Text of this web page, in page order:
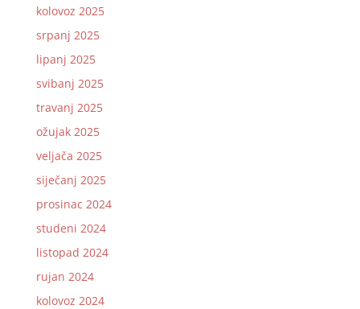
kolovoz 2025
srpanj 2025
lipanj 2025
svibanj 2025
travanj 2025
ožujak 2025
veljača 2025
siječanj 2025
prosinac 2024
studeni 2024
listopad 2024
rujan 2024
kolovoz 2024